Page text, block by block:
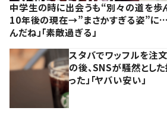
中学生の時に出会うも“別々の道を歩
10年後の現在→”まさかすぎる姿”に…
んだね」「素敵過ぎる」
スタバでワッフルを注
の後、SNSが騒然とし
った」「ヤバい安い」